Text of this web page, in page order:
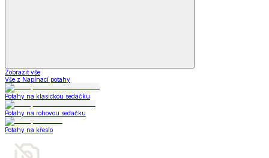
Zobrazit vše
Vše z Napínací potahy
Potahy na klasickou sedačku
Potahy na rohovou sedačku
Potahy na křeslo